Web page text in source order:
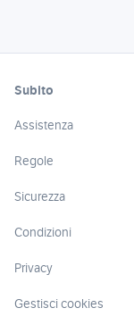
Subito
Assistenza
Regole
Sicurezza
Condizioni
Privacy
Gestisci cookies